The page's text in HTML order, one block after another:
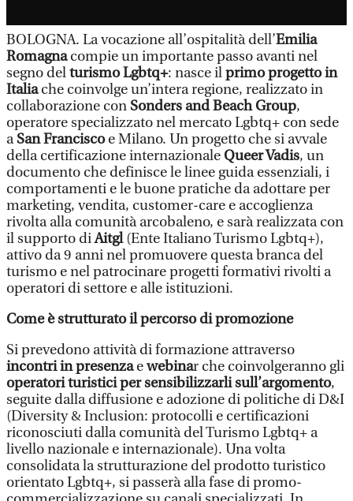
BOLOGNA. La vocazione all’ospitalità dell’Emilia
Romagnacompie un importante passo avanti nel
segno delturismo Lgbtq+: nasce ilprimo progetto in
Italiache coinvolge un’intera regione, realizzato in
collaborazione con Sonders and Beach Group,
operatore specializzato nel mercato Lgbtq+ con sede
aSan Franciscoe Milano. Un progetto che si avvale
della certificazione internazionale Queer Vadis, un
documento che definisce le linee guida essenziali, i
comportamenti e le buone pratiche da adottare per
marketing, vendita, customer-care e accoglienza
rivolta alla comunità arcobaleno, e sarà realizzata con
il supporto diAitgl(Ente Italiano Turismo Lgbtq+),
attivo da 9 anni nel promuovere questa branca del
turismo e nel patrocinare progetti formativi rivolti a
operatori di settore e alle istituzioni.
Come è strutturato il percorso di promozione
Si prevedono attività di formazione attraverso
incontri in presenzaewebinar che coinvolgeranno gli
operatori turistici per sensibilizzarli sull’argomento,
seguite dalla diffusione e adozione di politiche di D&I
(Diversity & Inclusion: protocolli e certificazioni
riconosciuti dalla comunità del Turismo Lgbtq+ a
livello nazionale e internazionale). Una volta
consolidata la strutturazione del prodotto turistico
orientato Lgbtq+, si passerà alla fase di promo-